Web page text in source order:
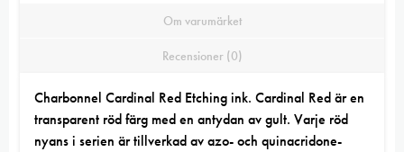
Om varumärket
Recensioner (0)
Charbonnel Cardinal Red Etching ink. Cardinal Red är en
transparent röd färg med en antydan av gult. Varje röd
nyans i serien är tillverkad av azo- och quinacridone-